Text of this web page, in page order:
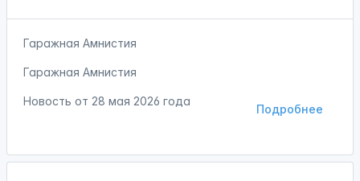
Гаражная Амнистия
Гаражная Амнистия
Подробнее
Новость от 28 мая 2026 года